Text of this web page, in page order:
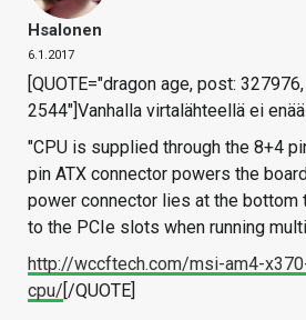
Hsalonen
6.1.2017
[QUOTE="dragon age, post:
2544"]Vanhalla virtalähteellä ei
"CPU is supplied through the 8+4
pin ATX connector powers the
power connector lies at the bottom
to the PCIe slots when running
http://wccftech.com/msi-am4-
cpu/ [/QUOTE]